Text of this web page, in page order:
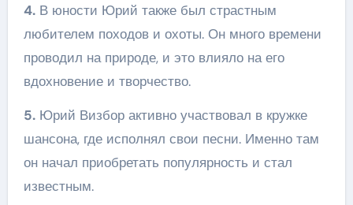
4.В юности Юрий также был страстным
любителем походов и охоты. Он много времени
проводил на природе, и это влияло на его
вдохновение и творчество.
5.Юрий Визбор активно участвовал в кружке
шансона, где исполнял свои песни. Именно там
он начал приобретать популярность и стал
известным.